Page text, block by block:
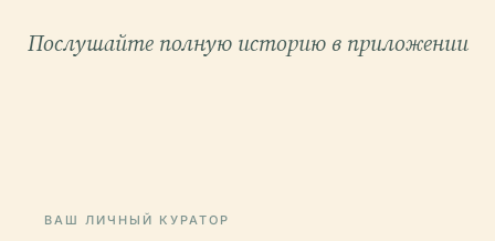
Послушайте полную историю в приложении
ВАШ ЛИЧНЫЙ КУРАТОР